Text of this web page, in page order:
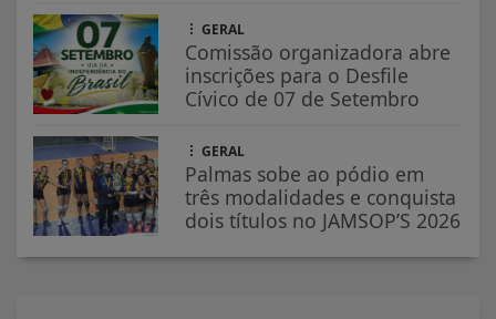
GERAL
Comissão organizadora abre
inscrições para o Desfile
Cívico de 07 de Setembro
GERAL
Palmas sobe ao pódio em
três modalidades e conquista
dois títulos no JAMSOP’S 2026